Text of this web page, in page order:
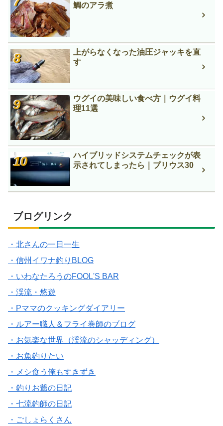
鯛のアラ煮
上がらなくなった油圧ジャッキを直
す
ウグイの美味しい食べ方｜ウグイ料
理11選
ハイブリッドシステムチェックが表
示されてしまったら｜プリウス30
ブログリンク
・北さんの一日一生
・信州イワナ釣りBLOG
・いわなたろうのFOOL'S BAR
・渓流・悠遊
・Pママのクッキングダイアリー
・ルアー職人＆フライ巻師のブログ
・お気楽な世界（渓流のシャッディング）
・お魚釣りたい
・メシ食う俺もすきずき
・釣りお爺の日記
・七流釣師の日記
・ごしょらくさん